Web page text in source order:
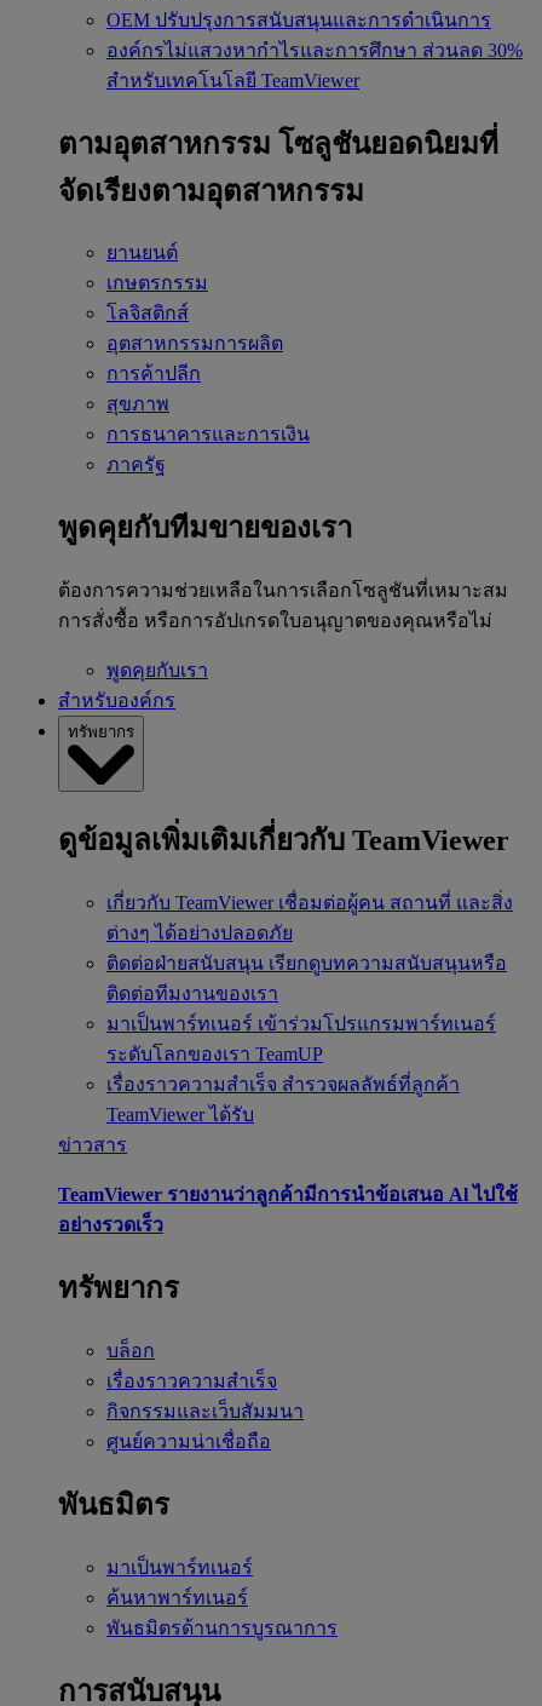
OEM ปรับปรุงการสนับสนุนและการดำเนินการ
องค์กรไม่แสวงหากำไรและการศึกษา ส่วนลด 30%
สำหรับเทคโนโลยี TeamViewer
ตามอุตสาหกรรม โซลูชันยอดนิยมที่
จัดเรียงตามอุตสาหกรรม
ยานยนต์
เกษตรกรรม
โลจิสติกส์
อุตสาหกรรมการผลิต
การค้าปลีก
สุขภาพ
การธนาคารและการเงิน
ภาครัฐ
พูดคุยกับทีมขายของเรา
ต้องการความช่วยเหลือในการเลือกโซลูชันที่เหมาะสม
การสั่งซื้อ หรือการอัปเกรดใบอนุญาตของคุณหรือไม่
พูดคุยกับเรา
สำหรับองค์กร
ทรัพยากร
ดูข้อมูลเพิ่มเติมเกี่ยวกับ TeamViewer
เกี่ยวกับ TeamViewer เชื่อมต่อผู้คน สถานที่ และสิ่ง
ต่างๆ ได้อย่างปลอดภัย
ติดต่อฝ่ายสนับสนุน เรียกดูบทความสนับสนุนหรือ
ติดต่อทีมงานของเรา
มาเป็นพาร์ทเนอร์ เข้าร่วมโปรแกรมพาร์ทเนอร์
ระดับโลกของเรา TeamUP
เรื่องราวความสำเร็จ สำรวจผลลัพธ์ที่ลูกค้า
TeamViewer ได้รับ
ข่าวสาร
TeamViewer รายงานว่าลูกค้ามีการนำข้อเสนอ Al ไปใช้
อย่างรวดเร็ว
ทรัพยากร
บล็อก
เรื่องราวความสำเร็จ
กิจกรรมและเว็บสัมมนา
ศูนย์ความน่าเชื่อถือ
พันธมิตร
มาเป็นพาร์ทเนอร์
ค้นหาพาร์ทเนอร์
พันธมิตรด้านการบูรณาการ
การสนับสนุน